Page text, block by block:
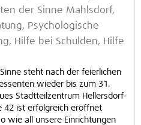
der Sinne Mahlsdorf,
Psychologische
Hilfe bei Schulden, Hilfe
steht nach der feierlichen
wieder bis zum 31.
Stadtteilzentrum Hellersdorf-
42 ist erfolgreich eröffnet
wie all unsere Einrichtungen